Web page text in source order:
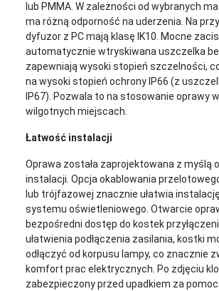
lub PMMA. W zależności od wybranych
ma różną odporność na uderzenia. Na
dyfuzor z PC mają klasę IK10. Mocne
automatycznie wtryskiwana uszczelka
zapewniają wysoki stopień szczelności,
na wysoki stopień ochrony IP66 (z
IP67). Pozwala to na stosowanie oprawy
wilgotnych miejscach.
Łatwość instalacji
Oprawa została zaprojektowana z myślą
instalacji. Opcja okablowania
lub trójfazowej znacznie ułatwia
systemu oświetleniowego. Otwarcie
bezpośredni dostęp do kostek
ułatwienia podłączenia zasilania, kostki
odłączyć od korpusu lampy, co znacznie
komfort prac elektrycznych. Po zdjęciu
zabezpieczony przed upadkiem za